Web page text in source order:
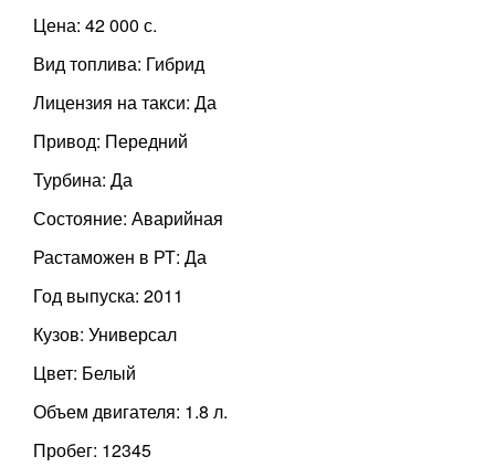
Цена: 42 000 с.
Вид топлива: Гибрид
Лицензия на такси: Да
Привод: Передний
Турбина: Да
Состояние: Аварийная
Растаможен в РТ: Да
Год выпуска: 2011
Кузов: Универсал
Цвет: Белый
Объем двигателя: 1.8 л.
Пробег: 12345